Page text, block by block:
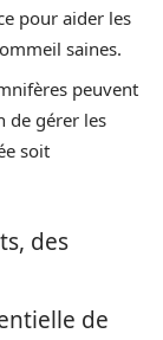
pour aider les
saines.
peuvent
de gérer les
soit
des
de